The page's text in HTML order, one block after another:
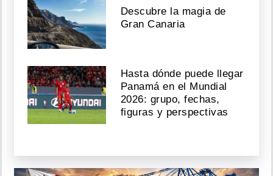
Descubre la magia de
Gran Canaria
Hasta dónde puede llegar
Panamá en el Mundial
2026: grupo, fechas,
figuras y perspectivas